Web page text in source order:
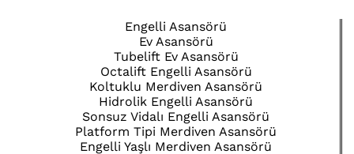
Engelli Asansörü
Ev Asansörü
Tubelift Ev Asansörü
Octalift Engelli Asansörü
Koltuklu Merdiven Asansörü
Hidrolik Engelli Asansörü
Sonsuz Vidalı Engelli Asansörü
Platform Tipi Merdiven Asansörü
Engelli Yaşlı Merdiven Asansörü